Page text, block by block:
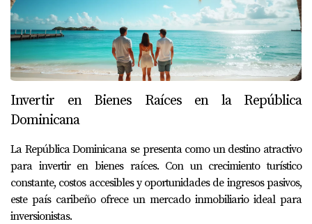
Invertir en Bienes Raíces en la República
Dominicana
La República Dominicana se presenta como un destino atractivo
para invertir en bienes raíces. Con un crecimiento turístico
constante, costos accesibles y oportunidades de ingresos pasivos,
este país caribeño ofrece un mercado inmobiliario ideal para
inversionistas.